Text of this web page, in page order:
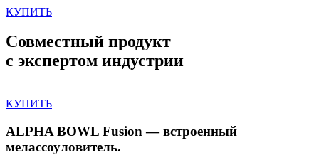
КУПИТЬ
Совместный продукт
с экспертом индустрии
КУПИТЬ
ALPHA BOWL Fusion — встроенный
мелассоуловитель.